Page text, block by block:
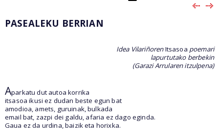
PASEALEKU BERRIAN
Idea VilariñorenItsasoa poemari
lapurtutako berbekin
(Garazi Arrularen itzulpena)
Aparkatu dut autoa korrika
itsasoa ikusi ez dudan beste egun bat
amodioa, amets, guruinak, bulkada
email bat, zazpi dei galdu, afaria ez dago eginda.
Gaua ez da urdina, baizik eta horixka.